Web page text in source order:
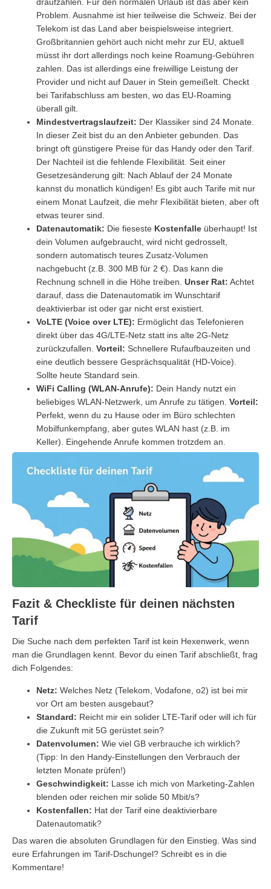
draufzahlen. Für den normalen Urlaub ist das aber kein
Problem. Ausnahme ist hier teilweise die Schweiz. Bei der
Telekom ist das Land aber beispielsweise integriert.
Großbritannien gehört auch nicht mehr zur EU, aktuell
müsst ihr dort allerdings noch keine Roamung-Gebühren
zahlen. Das ist allerdings eine freiwillige Leistung der
Provider und nicht auf Dauer in Stein gemeißelt. Checkt
bei Tarifabschluss am besten, wo das EU-Roaming
überall gilt.
Mindestvertragslaufzeit: Der Klassiker sind 24 Monate.
In dieser Zeit bist du an den Anbieter gebunden. Das
bringt oft günstigere Preise für das Handy oder den Tarif.
Der Nachteil ist die fehlende Flexibilität. Seit einer
Gesetzesänderung gilt: Nach Ablauf der 24 Monate
kannst du monatlich kündigen! Es gibt auch Tarife mit nur
einem Monat Laufzeit, die mehr Flexibilität bieten, aber oft
etwas teurer sind.
Datenautomatik: Die fieseste Kostenfalle überhaupt! Ist
dein Volumen aufgebraucht, wird nicht gedrosselt,
sondern automatisch teures Zusatz-Volumen
nachgebucht (z.B. 300 MB für 2 €). Das kann die
Rechnung schnell in die Höhe treiben. Unser Rat: Achtet
darauf, dass die Datenautomatik im Wunschtarif
deaktivierbar ist oder gar nicht erst existiert.
VoLTE (Voice over LTE): Ermöglicht das Telefonieren
direkt über das 4G/LTE-Netz statt ins alte 2G-Netz
zurückzufallen. Vorteil: Schnellere Rufaufbauzeiten und
eine deutlich bessere Gesprächsqualität (HD-Voice).
Sollte heute Standard sein.
WiFi Calling (WLAN-Anrufe): Dein Handy nutzt ein
beliebiges WLAN-Netzwerk, um Anrufe zu tätigen. Vorteil:
Perfekt, wenn du zu Hause oder im Büro schlechten
Mobilfunkempfang, aber gutes WLAN hast (z.B. im
Keller). Eingehende Anrufe kommen trotzdem an.
Fazit & Checkliste für deinen nächsten
Tarif
Die Suche nach dem perfekten Tarif ist kein Hexenwerk, wenn
man die Grundlagen kennt. Bevor du einen Tarif abschließt, frag
dich Folgendes:
Netz: Welches Netz (Telekom, Vodafone, o2) ist bei mir
vor Ort am besten ausgebaut?
Standard: Reicht mir ein solider LTE-Tarif oder will ich für
die Zukunft mit 5G gerüstet sein?
Datenvolumen: Wie viel GB verbrauche ich wirklich?
(Tipp: In den Handy-Einstellungen den Verbrauch der
letzten Monate prüfen!)
Geschwindigkeit: Lasse ich mich von Marketing-Zahlen
blenden oder reichen mir solide 50 Mbit/s?
Kostenfallen: Hat der Tarif eine deaktivierbare
Datenautomatik?
Das waren die absoluten Grundlagen für den Einstieg. Was sind
eure Erfahrungen im Tarif-Dschungel? Schreibt es in die
Kommentare!